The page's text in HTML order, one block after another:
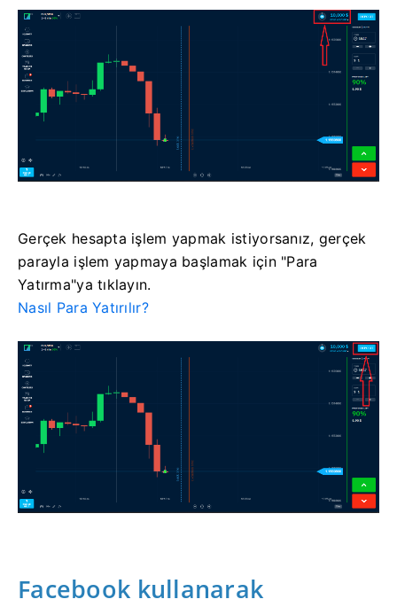
Gerçek hesapta işlem yapmak istiyorsanız, gerçek
parayla işlem yapmaya başlamak için "Para
Yatırma"ya tıklayın.
Nasıl Para Yatırılır?
Facebook kullanarak